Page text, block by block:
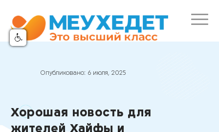
Опубликовано: 6 июля, 2025
Хорошая новость для